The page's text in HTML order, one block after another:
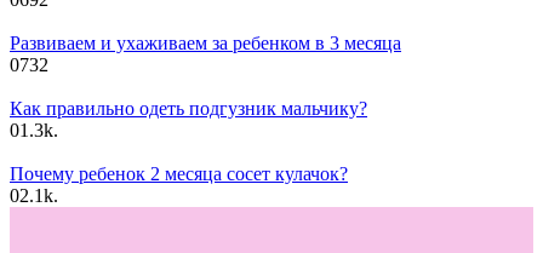
Развиваем и ухаживаем за ребенком в 3 месяца
0732
Как правильно одеть подгузник мальчику?
01.3k.
Почему ребенок 2 месяца сосет кулачок?
02.1k.